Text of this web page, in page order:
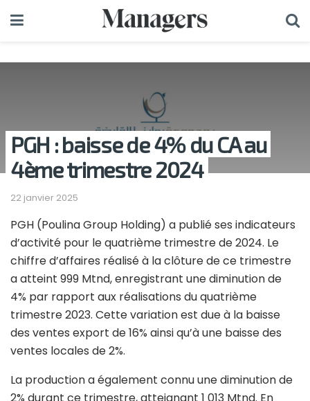
PGH : baisse de 4% du CA au
4ème trimestre 2024
22 janvier 2025
PGH (Poulina Group Holding) a publié ses indicateurs
d’activité pour le quatrième trimestre de 2024. Le
chiffre d’affaires réalisé à la clôture de ce trimestre
a atteint 999 Mtnd, enregistrant une diminution de
4% par rapport aux réalisations du quatrième
trimestre 2023. Cette variation est due à la baisse
des ventes export de 16% ainsi qu’à une baisse des
ventes locales de 2%.
La production a également connu une diminution de
2% durant ce trimestre, atteignant 1 013 Mtnd. En